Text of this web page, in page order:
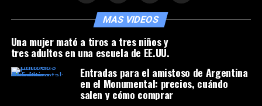
MAS VIDEOS
Una mujer mató a tiros a tres niños y
tres adultos en una escuela de EE.UU.
Entradas para el amistoso de Argentina
en el Monumental: precios, cuándo
salen y cómo comprar